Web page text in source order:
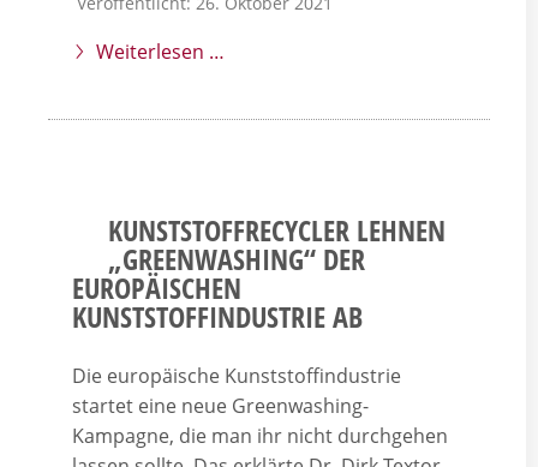
Weiterlesen …
KUNSTSTOFFRECYCLER LEHNEN
„GREENWASHING“ DER
EUROPÄISCHEN
KUNSTSTOFFINDUSTRIE AB
Die europäische Kunststoffindustrie
startet eine neue Greenwashing-
Kampagne, die man ihr nicht durchgehen